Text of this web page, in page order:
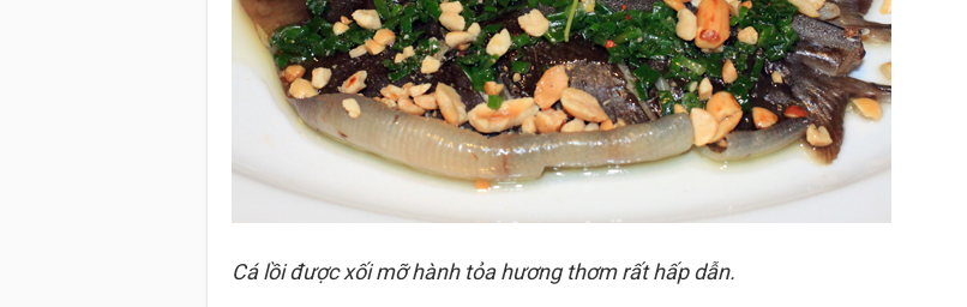
Cá lồi được xối mỡ hành tỏa hương thơm rất hấp dẫn.